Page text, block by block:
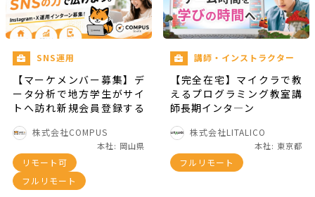
SNS運用
【マーケメンバー募集】デ
ータ分析で地方学生がサイ
トへ訪れ新規会員登録する
成長させる！
株式会社COMPUS
本社: 岡山県
リモート可
フルリモート
講師・インストラクター
【完全在宅】マイクラで教
えるプログラミング教室講
師長期インタ―ン
株式会社LITALICO
本社: 東京都
フルリモート